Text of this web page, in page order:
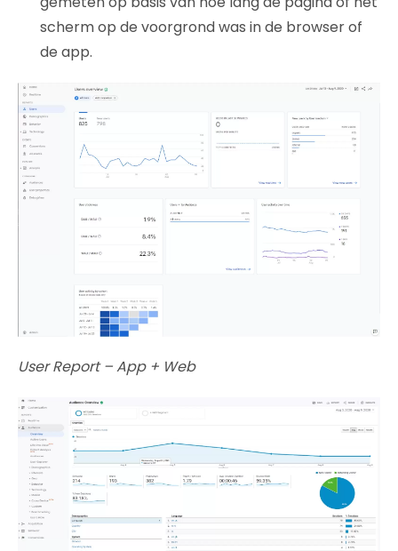
scherm op de voorgrond was in de browser of
de app.
User Report – App + Web